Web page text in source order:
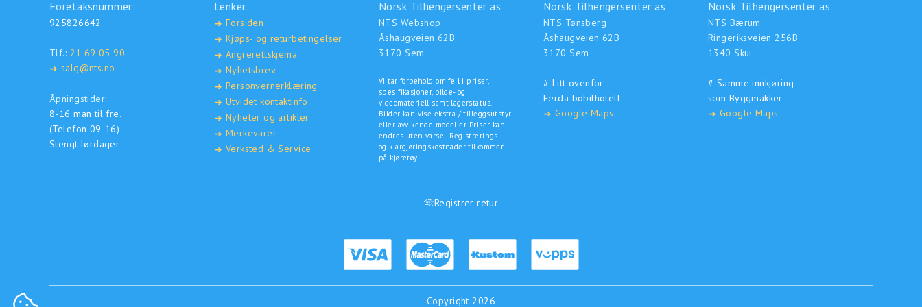
Foretaksnummer:
925826642
Tlf.: 21 69 05 90
➜ salg@nts.no
Åpningstider:
8-16 man til fre.
(Telefon 09-16)
Stengt lørdager
Lenker:
➜ Forsiden
➜ Kjøps- og returbetingelser
➜ Angrerettskjema
➜ Nyhetsbrev
➜ Personvernerklæring
➜ Utvidet kontaktinfo
➜ Nyheter og artikler
➜ Merkevarer
➜ Verksted & Service
Norsk Tilhengersenter as
NTS Webshop
Åshaugveien 62B
3170 Sem
Vi tar forbehold om feil i priser,
spesifikasjoner, bilde- og
videomateriell samt lagerstatus.
Bilder kan vise ekstra / tilleggsutstyr
eller avvikende modeller. Priser kan
endres uten varsel. Registrerings-
og klargjøringskostnader tilkommer
på kjøretøy.
Norsk Tilhengersenter as
NTS Tønsberg
Åshaugveien 62B
3170 Sem
# Litt ovenfor
Ferda bobilhotell
➜ Google Maps
Norsk Tilhengersenter as
NTS Bærum
Ringeriksveien 256B
1340 Skui
# Samme innkjøring
som Byggmakker
➜ Google Maps
Registrer retur
Copyright 2026